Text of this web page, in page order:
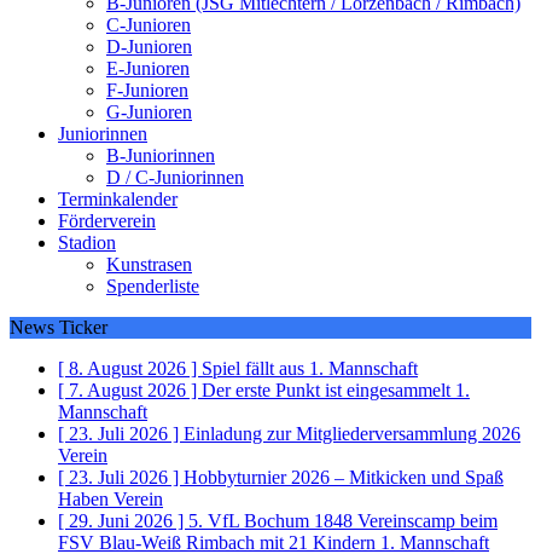
C-Junioren
D-Junioren
E-Junioren
F-Junioren
G-Junioren
Juniorinnen
B-Juniorinnen
D / C-Juniorinnen
Terminkalender
Förderverein
Stadion
Kunstrasen
Spenderliste
News Ticker
[ 8. August 2026 ] Spiel fällt aus 1. Mannschaft
[ 7. August 2026 ] Der erste Punkt ist eingesammelt 1.
Mannschaft
[ 23. Juli 2026 ] Einladung zur Mitgliederversammlung 2026
Verein
[ 23. Juli 2026 ] Hobbyturnier 2026 – Mitkicken und Spaß
Haben Verein
[ 29. Juni 2026 ] 5. VfL Bochum 1848 Vereinscamp beim
FSV Blau-Weiß Rimbach mit 21 Kindern 1. Mannschaft